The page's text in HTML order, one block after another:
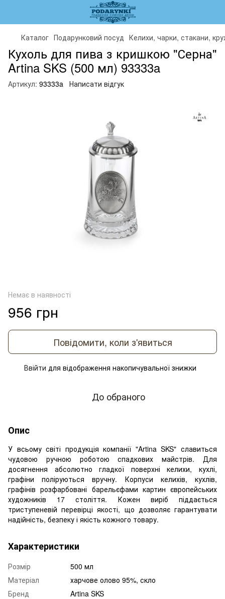
Каталог Подарунковий посуд Келихи, чарки, стакани,
Кухоль для пива з кришкою "Серна"
Artina SKS (500 мл) 93333a
Артикул: 93333a Написати відгук
Немає в наявності
956 грн
Повідомити, коли з'явиться
Ввійти для відображення накопичувальної знижки
До обраного
Опис
У всьому світі продукція компанії "Artina SKS" славиться
чудовою ручною роботою спадкових майстрів. Для
досягнення абсолютно гладкої поверхні келихи, кухлі,
графіни поліруються вручну. Корпуси келихів, кухлів,
графінів розфарбовані барельєфами картин європейських
художників 17 століття. Кожен виріб піддається
триступеневій перевірці якості, що дозволяє гарантувати
надійність, безпеку і якість кожного товару.
Характеристики
Розмір
500 мл
Матеріал
харчове олово 95%, скло
Бренд
Artina SKS